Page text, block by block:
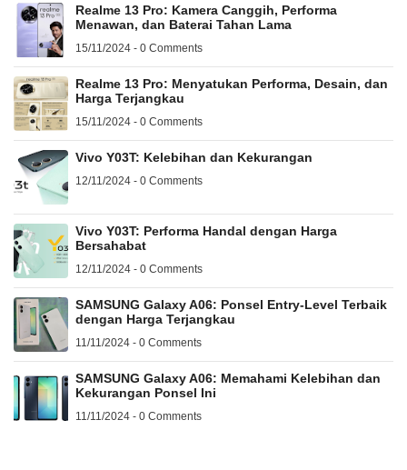
Realme 13 Pro: Kamera Canggih, Performa
Menawan, dan Baterai Tahan Lama
15/11/2024 - 0 Comments
Realme 13 Pro: Menyatukan Performa, Desain, dan
Harga Terjangkau
15/11/2024 - 0 Comments
Vivo Y03T: Kelebihan dan Kekurangan
12/11/2024 - 0 Comments
Vivo Y03T: Performa Handal dengan Harga
Bersahabat
12/11/2024 - 0 Comments
SAMSUNG Galaxy A06: Ponsel Entry-Level Terbaik
dengan Harga Terjangkau
11/11/2024 - 0 Comments
SAMSUNG Galaxy A06: Memahami Kelebihan dan
Kekurangan Ponsel Ini
11/11/2024 - 0 Comments